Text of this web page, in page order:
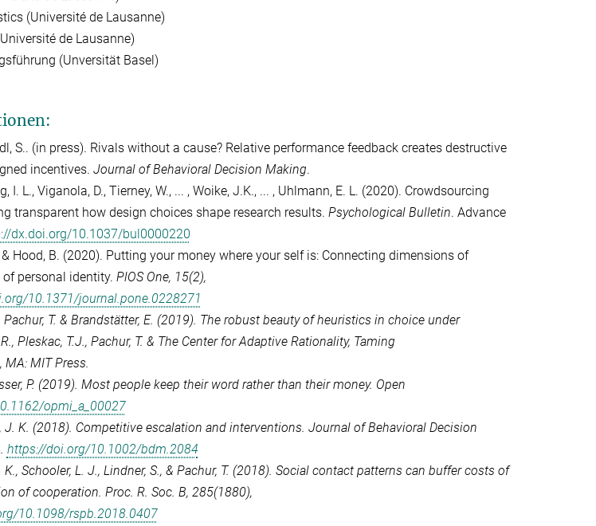
(Université de Lausanne)
de Lausanne)
(Unversität Basel)
S.. (in press). Rivals without a cause? Relative performance feedback creates destructive
incentives. Journal of Behavioral Decision Making.
I. L., Viganola, D., Tierney, W., ... , Woike, J.K., ... , Uhlmann, E. L. (2020). Crowdsourcing
transparent how design choices shape research results. Psychological Bulletin. Advance
dx.doi.org/10.1037/bul0000220
& Hood, B. (2020). Putting your money where your self is: Connecting dimensions of
personal identity. PlOS One, 15(2),
10.1371/journal.pone.0228271
Pachur, T. & Brandstätter, E. (2019). The robust beauty of heuristics in choice under
Pleskac, T.J., Pachur, T. & The Center for Adaptive Rationality, Taming
MA: MIT Press.
P. (2019). Most people keep their word rather than their money. Open
opmi_a_00027
J. K. (2018). Competitive escalation and interventions. Journal of Behavioral Decision
. https://doi.org/10.1002/bdm.2084
K., Schooler, L. J., Lindner, S., & Pachur, T. (2018). Social contact patterns can buffer costs of
of cooperation. Proc. R. Soc. B, 285(1880),
10.1098/rspb.2018.0407